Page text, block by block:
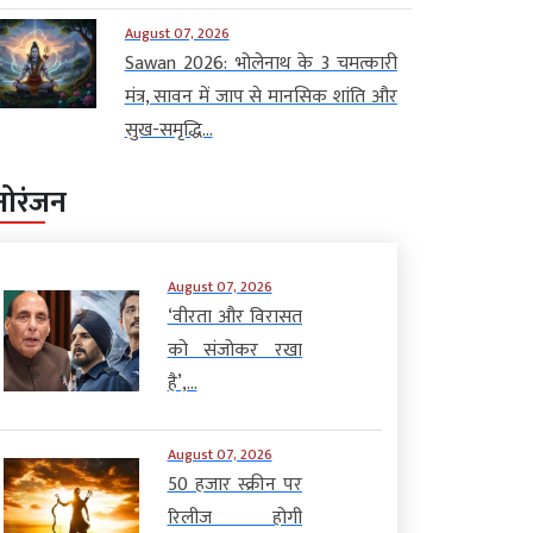
August 07, 2026
Sawan 2026: भोलेनाथ के 3 चमत्कारी
मंत्र, सावन में जाप से मानसिक शांति और
सुख-समृद्धि...
August 07, 2026
‘वीरता और विरासत
को संजोकर रखा
है’,...
August 07, 2026
50 हजार स्क्रीन पर
रिलीज होगी